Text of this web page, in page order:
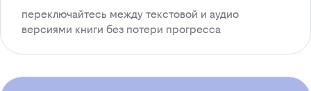
переключайтесь между текстовой и аудио
версиями книги без потери прогресса